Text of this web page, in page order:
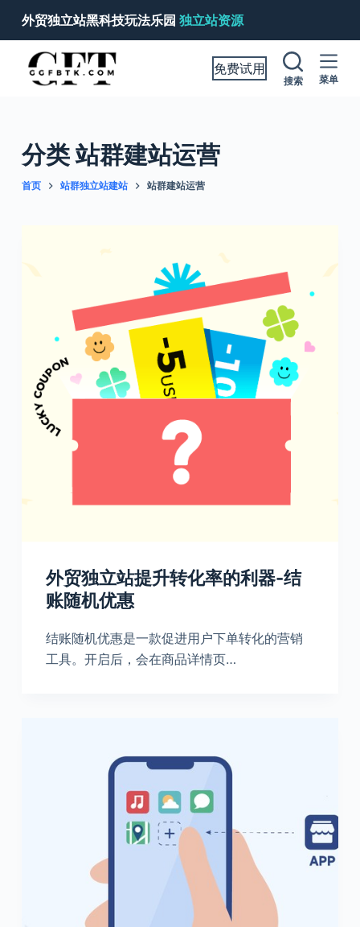
跳
过
内
外贸独立站黑科技玩法乐园 独立站资源
免费试用
搜索 菜单
分类站群建站运营
首页 站群独立站建站 站群建站运营
外贸独立站提升转化率的利器-结
账随机优惠
结账随机优惠是一款促进用户下单转化的营销
工具。开启后，会在商品详情页…